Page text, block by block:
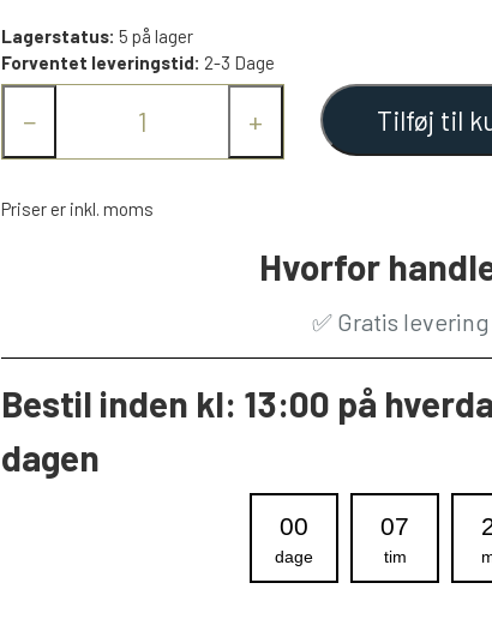
Lagerstatus: 5 på lager
Forventet leveringstid: 2-3 Dage
− + Tilføj til
Priser er inkl. moms
Hvorfor
✅ Gratis
Bestil inden kl: 13:00 på
dagen
00
dage
07
tim